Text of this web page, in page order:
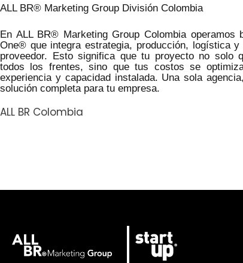
ALL BR® Marketing Group División Colombia
En ALL BR® Marketing Group Colombia operamos
One® que integra estrategia, producción, logística
proveedor. Esto significa que tu proyecto no solo
todos los frentes, sino que tus costos se
experiencia y capacidad instalada. Una sola
solución completa para tu empresa.
ALL BR Colombia